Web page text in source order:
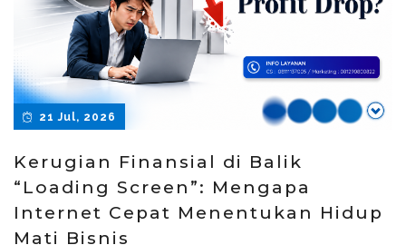
21 Jul, 2026
Kerugian Finansial di Balik
“Loading Screen”: Mengapa
Internet Cepat Menentukan Hidup
Mati Bisnis